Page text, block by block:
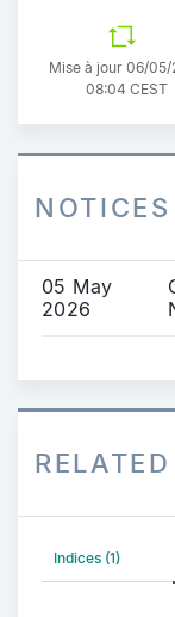
Mise à jour 06/05/
08:04 CEST
NOTICES
05 May
2026
Indices (1)